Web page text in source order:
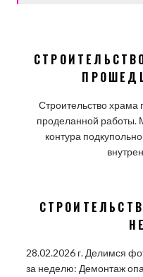
Строительство
проделанной работы.
контура
28.02.2026 г. Делимся
за неделю: Демонтаж